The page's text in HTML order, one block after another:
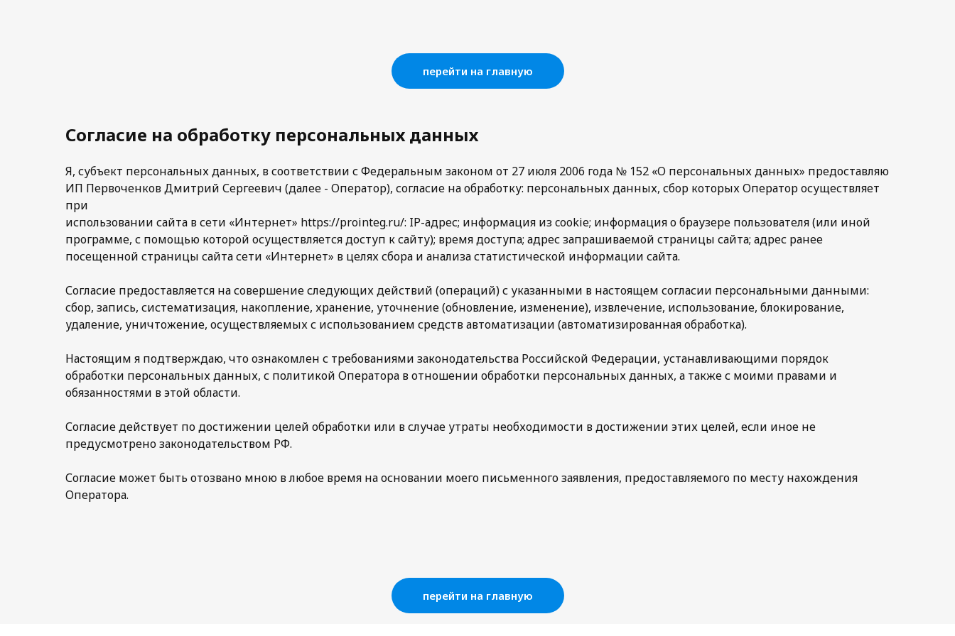
перейти на главную
Согласие на обработку персональных данных
Я, субъект персональных данных, в соответствии с Федеральным законом от 27 июля 2006 года № 152 «О персональных данных» предоставляю
ИП Первоченков Дмитрий Сергеевич (далее - Оператор), согласие на обработку: персональных данных, сбор которых Оператор осуществляет
при
использовании сайта в сети «Интернет» https://prointeg.ru/: IP-адрес; информация из cookie; информация о браузере пользователя (или иной
программе, с помощью которой осуществляется доступ к сайту); время доступа; адрес запрашиваемой страницы сайта; адрес ранее
посещенной страницы сайта сети «Интернет» в целях сбора и анализа статистической информации сайта.
Согласие предоставляется на совершение следующих действий (операций) с указанными в настоящем согласии персональными данными:
сбор, запись, систематизация, накопление, хранение, уточнение (обновление, изменение), извлечение, использование, блокирование,
удаление, уничтожение, осуществляемых с использованием средств автоматизации (автоматизированная обработка).
Настоящим я подтверждаю, что ознакомлен с требованиями законодательства Российской Федерации, устанавливающими порядок
обработки персональных данных, с политикой Оператора в отношении обработки персональных данных, а также с моими правами и
обязанностями в этой области.
Согласие действует по достижении целей обработки или в случае утраты необходимости в достижении этих целей, если иное не
предусмотрено законодательством РФ.
Согласие может быть отозвано мною в любое время на основании моего письменного заявления, предоставляемого по месту нахождения
Оператора.
перейти на главную